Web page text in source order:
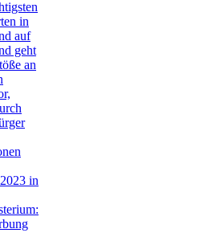
in
auf
geht
an
in